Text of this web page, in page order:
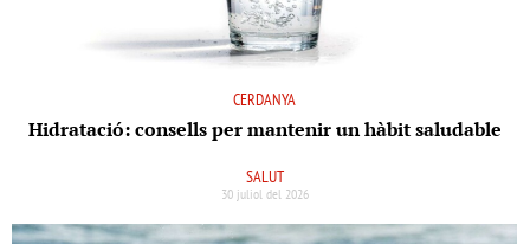
CERDANYA
Hidratació: consells per mantenir un hàbit saludable
SALUT
30 juliol del 2026